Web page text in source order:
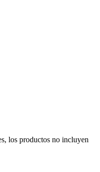
los productos no incluyen